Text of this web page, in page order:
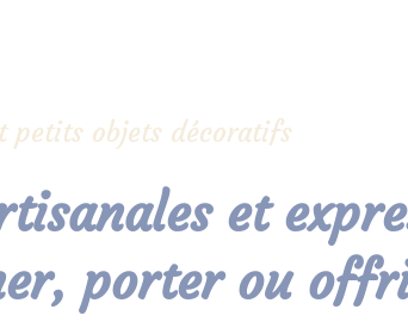
petits objets décoratifs
et
porter ou